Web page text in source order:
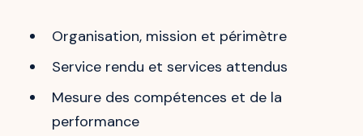
Organisation, mission et périmètre
Service rendu et services attendus
Mesure des compétences et de la
performance